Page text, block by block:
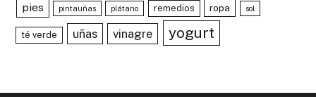
pies pintauñas plátano remedios ropa sol
té verde uñas vinagre yogurt